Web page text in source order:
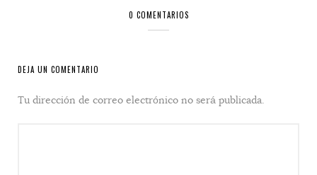
0 COMENTARIOS
DEJA UN COMENTARIO
Tu dirección de correo electrónico no será publicada.